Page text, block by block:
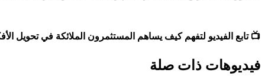
📺 تابع الفيديو لتفهم كيف يساهم المستثمرون الملائكة في تحويل
فيديوهات ذات صلة